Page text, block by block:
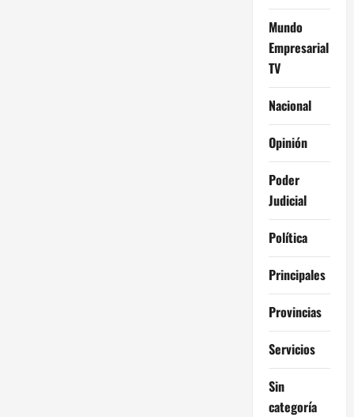
Mundo
Empresarial
TV
Nacional
Opinión
Poder
Judicial
Política
Principales
Provincias
Servicios
Sin
categoría